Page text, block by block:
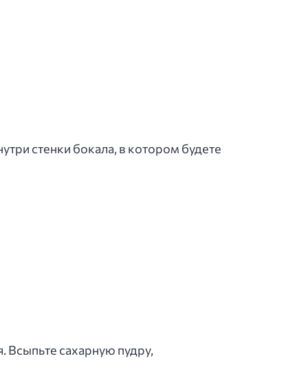
стенки бокала, в котором будете
Всыпьте сахарную пудру,